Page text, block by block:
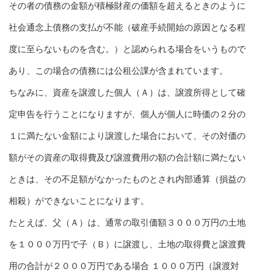
その者の債務の金額が積極財産の価額を超えるときのように
社会通念上債務の支払が不能（破産手続開始の原因となる程
度に至らないものを含む。）と認められる場合をいうもので
あり、この場合の債務には公租公課が含まれています。
ちなみに、資産を譲渡した個人（Ａ）は、譲渡所得として確
定申告を行うことになりますが、個人が個人に時価の２分の
１に満たない金額により譲渡した場合において、その対価の
額がその資産の取得費及び譲渡費用の額の合計額に満たない
ときは、その不足額がなかったものとされ内部通算（損益の
相殺）ができないことになります。
たとえば、父（Ａ）は、通常の取引価額３０００万円の土地
を１０００万円で子（Ｂ）に譲渡し、土地の取得費と譲渡費
用の合計が２０００万円である場合 １０００万円（譲渡対